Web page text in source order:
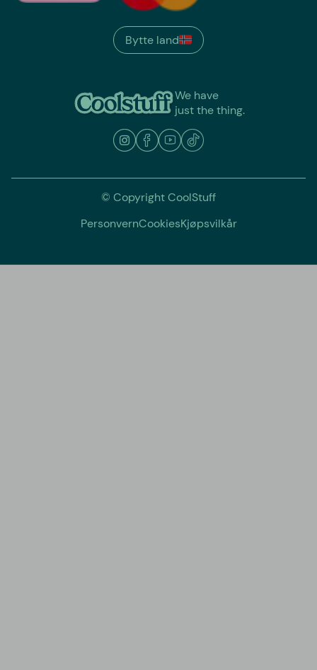
We have
just the thing.
Bytte land
© Copyright CoolStuff
PersonvernCookiesKjøpsvilkår